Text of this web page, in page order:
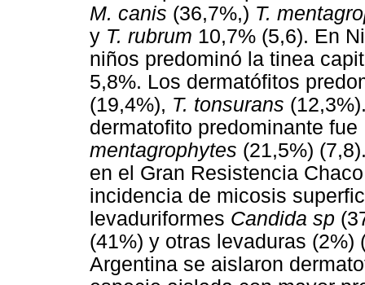
M. canis (36,7%,) T.
y T. rubrum 10,7% (5,6). En
niños predominó la tinea
5,8%. Los dermatófitos
(19,4%), T. tonsurans
dermatofito predominante fue
mentagrophytes (21,5%)
en el Gran Resistencia
incidencia de micosis
levaduriformes Candida sp
(41%) y otras levaduras
Argentina se aislaron